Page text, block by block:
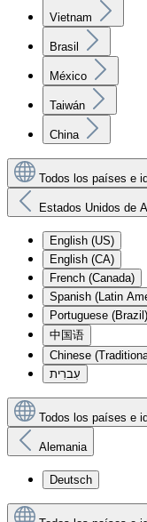
Vietnam
Brasil
México
Taiwán
China
Todos los países e
Estados Unidos de
English (US)
English (CA)
French (Canada)
Spanish (Latin
Portuguese (Brazil)
中国语
Chinese
עִברִית
Todos los países e
Alemania
Deutsch